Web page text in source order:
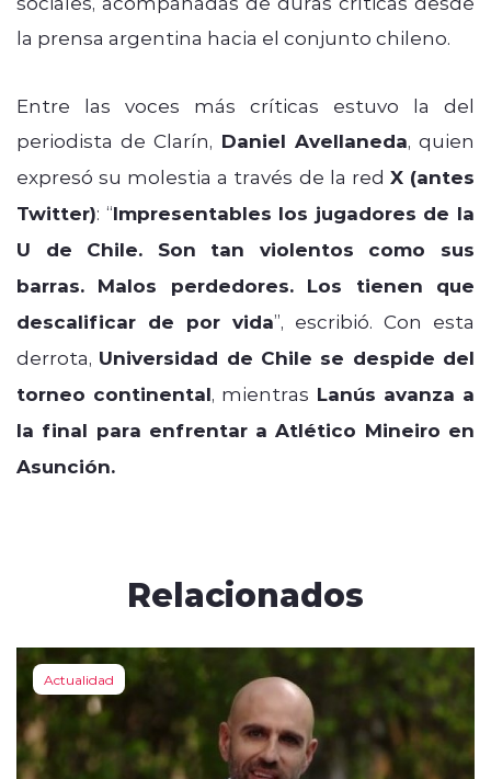
la prensa argentina hacia el conjunto chileno.
Entre las voces más críticas estuvo la del
periodista de Clarín, Daniel Avellaneda, quien
expresó su molestia a través de la red X (antes
Twitter): “Impresentables los jugadores de la
U de Chile. Son tan violentos como sus
barras. Malos perdedores. Los tienen que
descalificar de por vida”, escribió. Con esta
derrota, Universidad de Chile se despide del
torneo continental, mientras Lanús avanza a
la final para enfrentar a Atlético Mineiro en
Asunción.
Relacionados
Actualidad